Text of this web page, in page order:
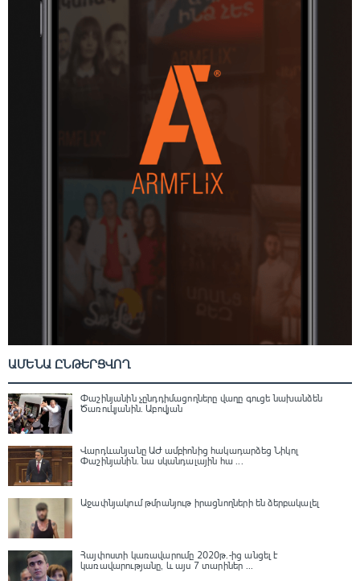
ԱՄԵՆԱ ԸՆԹԵՐՑՎՈՂ
Փաշինյանին չընդդիմացողները վաղը գուցե նախանձեն
Ծառուկյանին. Աբովյան
Վարդևանյանը ԱԺ ամբիոնից հակադարձեց Նիկոլ
Փաշինյանին․ նա սկանդալային հա ...
Աջափնյակում թմրանյութ իրացնողների են ձերբակալել
Հայփոստի կառավարումը 2020թ.-ից անցել է
կառավարությանը, և այս 7 տարիներ ...